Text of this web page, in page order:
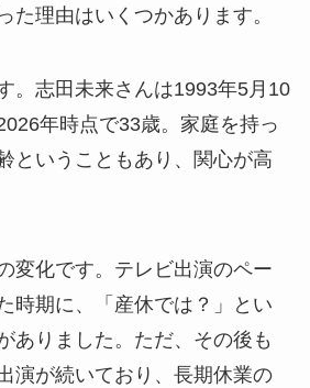
た理由はいくつかあります。
。志田未来さんは1993年5月10
年時点で33歳。家庭を持っ
ということもあり、関心が高
変化です。テレビ出演のペー
時期に、「産休では？」とい
ありました。ただ、その後も
演が続いており、長期休業の